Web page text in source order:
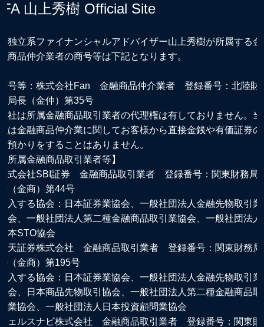
山上秀樹 Official Site
独立系ファイナンシャルアドバイザー山上秀樹が所属する金
商品仲介業者の商号等は下記となります。
号等：株式会社Fan 金融商品仲介業者 登録番号：北陸財
局長（金仲）第35号
社は所属金融商品取引業者の代理権は有しておりません。当
は金融商品仲介業に関してお客様から直接金銭や有価証券の
預かりをすることはありません。
所属金融商品取引業者等】
式会社SBI証券 金融商品取引業者 登録番号：関東財務局
（金商）第44号
入する協会：日本証券業協会、一般社団法人金融先物取引業
会、一般社団法人第二種金融商品取引業協会、一般社団法人
本STO協会
天証券株式会社 金融商品取引業者 登録番号：関東財務局
（金商）第195号
入する協会：日本証券業協会、一般社団法人金融先物取引業
会、日本商品先物取引協会、一般社団法人第二種金融商品取
業協会、一般社団法人日本投資顧問業協会
ェルスナビ株式会社 金融商品取引業者 登録番号：関東財